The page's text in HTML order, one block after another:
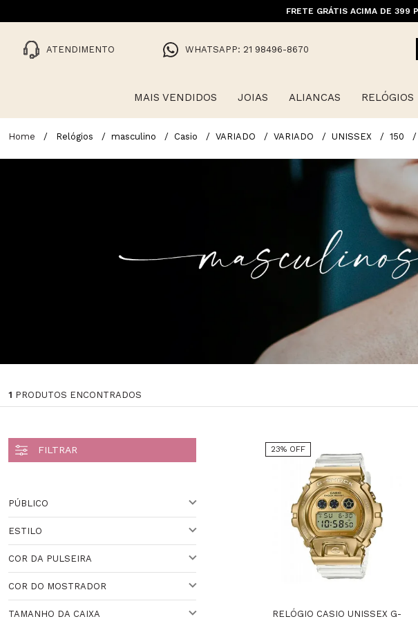
FRETE GRÁTIS ACIMA DE 399
10% OFF NA 1ª COMPRA COM CUPOM PRIMEIRACOMPRA
ATENDIMENTO WHATSAPP: 21 98496-8670
MAIS VENDIDOS JOIAS ALIANCAS RELÓGIOS
Relógios masculino Casio VARIADO VARIADO UNISSEX 150
1 PRODUTOS ENCONTRADOS
PÚBLICO
ESTILO
COR DA PULSEIRA
COR DO MOSTRADOR
TAMANHO DA CAIXA
23% OFF
RELÓGIO CASIO UNISSEX G-